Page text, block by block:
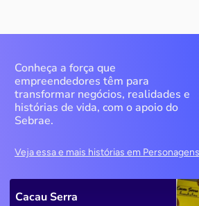
Conheça a força que
empreendedores têm para
transformar negócios, realidades e
histórias de vida, com o apoio do
Sebrae.
Veja essa e mais histórias em
Cacau Serra